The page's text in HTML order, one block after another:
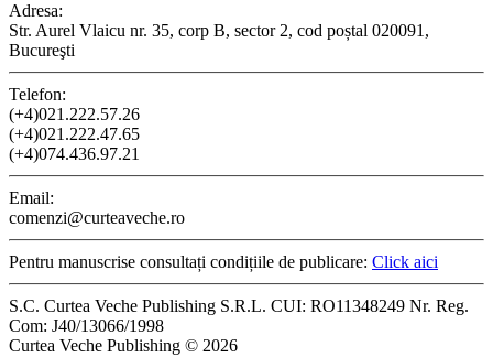
Adresa:
Str. Aurel Vlaicu nr. 35, corp B, sector 2, cod poștal 020091,
Bucureşti
Telefon:
(+4)021.222.57.26
(+4)021.222.47.65
(+4)074.436.97.21
Email:
comenzi@curteaveche.ro
Pentru manuscrise consultați condițiile de publicare: Click aici
S.C. Curtea Veche Publishing S.R.L. CUI: RO11348249 Nr. Reg.
Com: J40/13066/1998
Curtea Veche Publishing © 2026